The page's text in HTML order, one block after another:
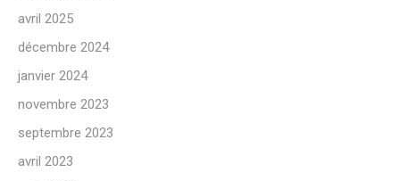
avril 2025
décembre 2024
janvier 2024
novembre 2023
septembre 2023
avril 2023